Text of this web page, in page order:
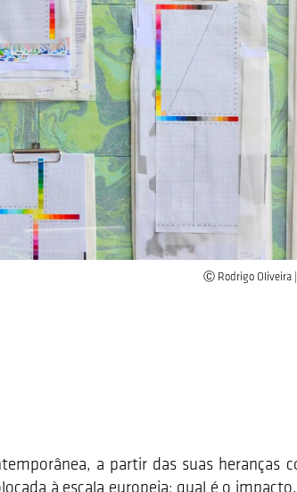
Ⓒ Rodrigo Oliveira |
a partir das suas heranças